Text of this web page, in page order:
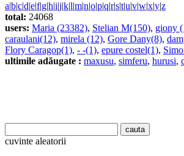
a|b|c|d|e|f|g|h|i|j|k|l|m|n|o|p|q|r|s|t|u|v|w|x|y|z
total: 24068
users: Maria (23382), Stelian M(150), giony
caraulani(12), mirela (12), Gore Dany(8),
Flory Caragop(1), - -(1), epure costel(1),
ultimile adăugate : maxusu, simferu, hurusi,
cuvinte aleatorii